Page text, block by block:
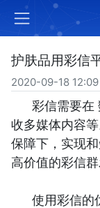
护肤品用彩信
2020-09-18 12:09
彩信需要在
收多媒体内容
保障下，实现
高价值的彩信群
使用彩信的